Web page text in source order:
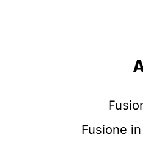
Fusione